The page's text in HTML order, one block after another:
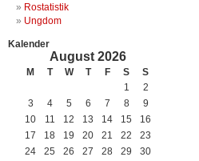
Rostatistik
Ungdom
Kalender
August 2026
M T W T F S S
1
2
3
4 5 6 7 8
9
10
11 12 13 14 15
16
17
18 19 20 21 22
23
24
25 26 27 28 29
30